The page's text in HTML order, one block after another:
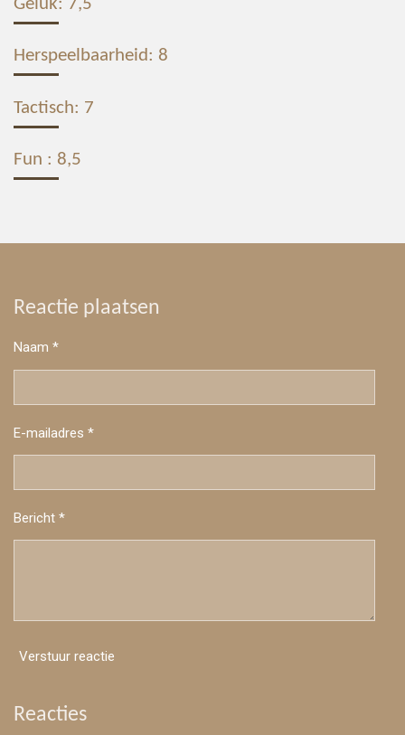
Geluk: 7,5
Herspeelbaarheid: 8
Tactisch: 7
Fun : 8,5
Reactie plaatsen
Naam *
E-mailadres *
Bericht *
Verstuur reactie
Reacties